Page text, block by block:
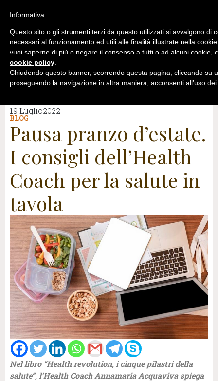
19 Luglio2022
BLOG
Pausa pranzo d’estate.
I consigli dell’Health
Coach per la salute in
tavola
Nel libro “Health revolution, i cinque pilastri della
salute”, l’Health Coach Annamaria Acquaviva spiega
Informativa
Questo sito o gli strumenti terzi da questo utilizzati si avvalgono di
necessari al funzionamento ed utili alle finalità illustrate nella
vuoi saperne di più o negare il consenso a tutti o ad alcuni cookie,
cookie policy.
Chiudendo questo banner, scorrendo questa pagina, cliccando su
proseguendo la navigazione in altra maniera, acconsenti all’uso